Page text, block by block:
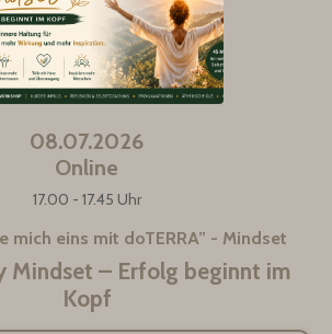
08.07.2026
Online
17.00 - 17.45 Uhr
mich eins mit doTERRA” - Mindset
Mindset – Erfolg beginnt im
Kopf